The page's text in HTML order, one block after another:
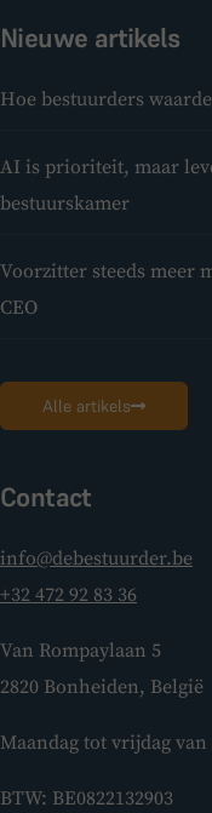
Nieuwe artikels
Hoe bestuurders
AI is prioriteit, maar
bestuurskamer
Voorzitter steeds meer
CEO
Alle artikels
Contact
info@debestuurder.be
+32 472 92 83 36
Van Rompaylaan 5
2820 Bonheiden, België
Maandag tot vrijdag van
BTW: BE0822132903